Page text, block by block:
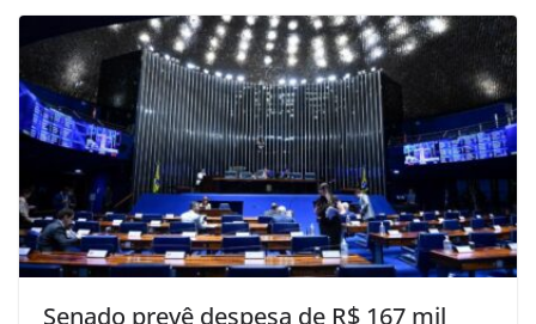
Senado prevê despesa de R$ 167 mil